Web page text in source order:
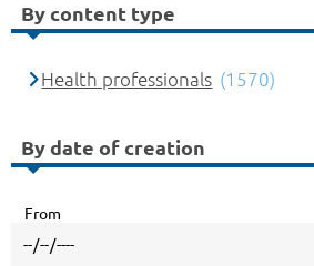
By content type
Health professionals (1570)
By date of creation
From